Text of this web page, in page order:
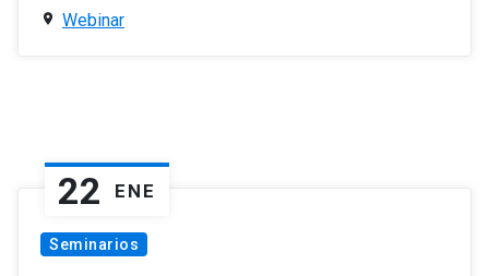
Webinar
22 ENE
Seminarios